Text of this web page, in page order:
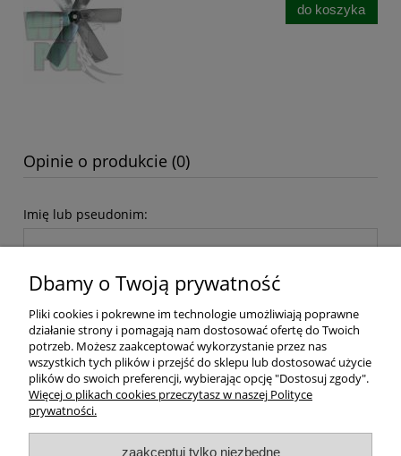
do koszyka
Opinie o produkcie (0)
Imię lub pseudonim:
Twoja opinia:
Dbamy o Twoją prywatność
Pliki cookies i pokrewne im technologie umożliwiają poprawne
działanie strony i pomagają nam dostosować ofertę do Twoich
potrzeb. Możesz zaakceptować wykorzystanie przez nas
wszystkich tych plików i przejść do sklepu lub dostosować użycie
plików do swoich preferencji, wybierając opcję "Dostosuj zgody".
Więcej o plikach cookies przeczytasz w naszej Polityce
prywatności.
zaakceptuj tylko niezbędne